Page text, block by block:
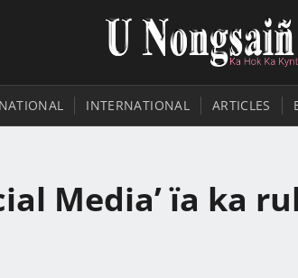
NATIONAL INTERNATIONAL ARTICLES
Media’ ïa ka